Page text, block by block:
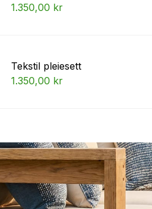
1.350,00 kr
Tekstil pleiesett
1.350,00 kr